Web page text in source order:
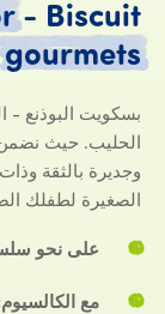
Biscuit
-
gourmets
بسكويت البوذنع -
الحليب. حيث نضمن
وجديرة بالثقة
الصغيرة لطفلك
على نحو
مع